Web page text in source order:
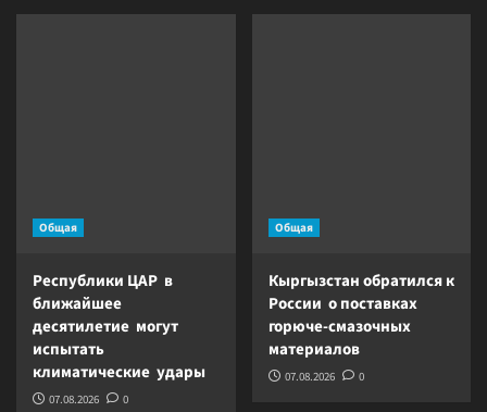
Общая
Республики ЦАР в
ближайшее
десятилетие могут
испытать
климатические удары
07.08.2026 0
Общая
Кыргызстан обратился к
России о поставках
горюче-смазочных
материалов
07.08.2026 0